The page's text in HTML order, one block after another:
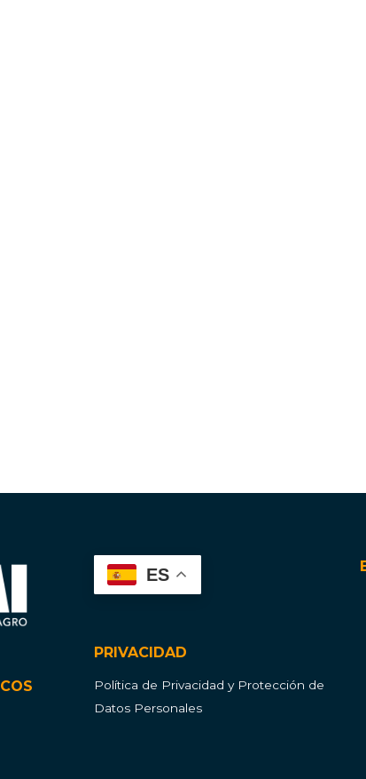
ES
PRIVACIDAD
Política de Privacidad y Protección de
Datos Personales